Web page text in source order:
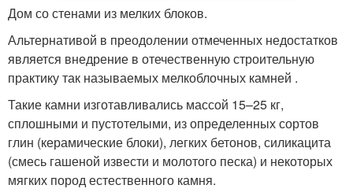
Дом со стенами из мелких блоков.
Альтернативой в преодолении отмеченных недостатков
является внедрение в отечественную строительную
практику так называемых мелкоблочных камней .
Такие камни изготавливались массой 15–25 кг,
сплошными и пустотелыми, из определенных сортов
глин (керамические блоки), легких бетонов, силикацита
(смесь гашеной извести и молотого песка) и некоторых
мягких пород естественного камня.